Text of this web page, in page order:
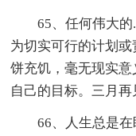
65、任何伟大的.
为切实可行的计划
饼充饥，毫无现实
自己的目标。三月再
66、人生总是在